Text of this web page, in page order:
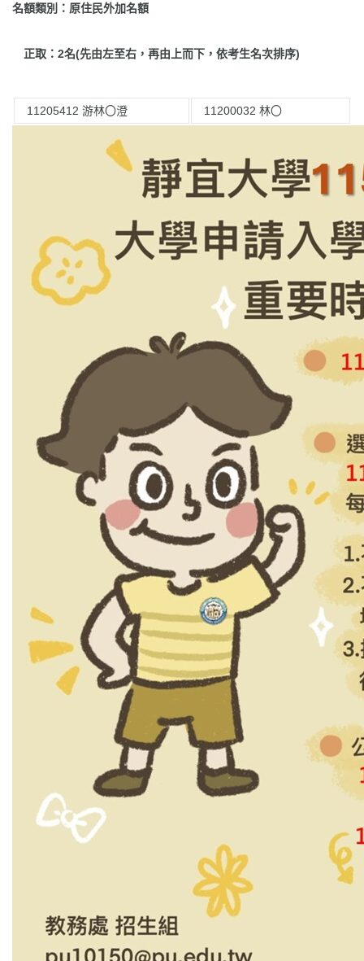
名額類別：原住民外加名額
正取：2名(先由左至右，再由上而下，依考生名次排序)
11205412 游林〇澄 11200032 林〇